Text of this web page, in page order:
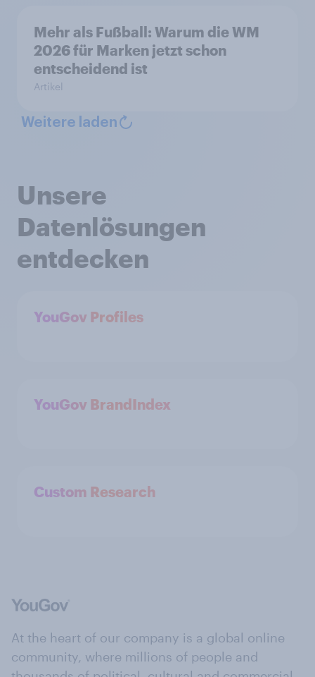
Mehr als Fußball: Warum die WM
2026 für Marken jetzt schon
entscheidend ist
Artikel
Weitere laden
Unsere
Datenlösungen
entdecken
YouGov Profiles
YouGov BrandIndex
Custom Research
At the heart of our company is a global online
community, where millions of people and